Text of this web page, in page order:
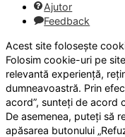
Ajutor
Feedback
Acest site folosește
Folosim cookie-uri pe
relevantă experiență,
dumneavoastră. Prin
acord”, sunteți de acord
De asemenea, puteți să
apăsarea butonului